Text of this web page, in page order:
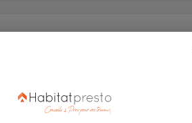
de presse